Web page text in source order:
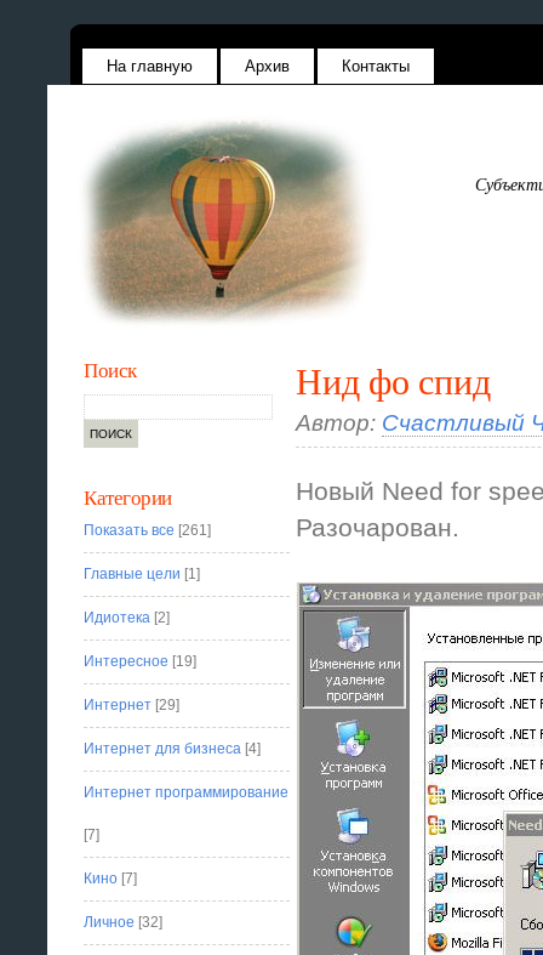
На главную Архив Контакты
Нид фо спид
Автор: Счастливый
Новый Need for
Разочарован.
Поиск
Категории
Показать все [261]
Главные цели [1]
Идиотека [2]
Интересное [19]
Интернет [29]
Интернет для бизнеса [4]
Интернет программирование
[7]
Кино [7]
Личное [32]